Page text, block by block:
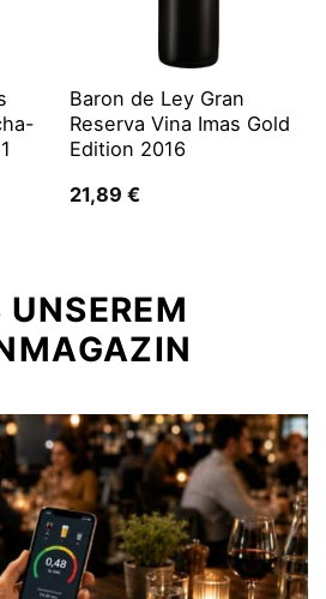
Baron de Ley Gran
Reserva Vina Imas Gold
Edition 2016
21,89 €